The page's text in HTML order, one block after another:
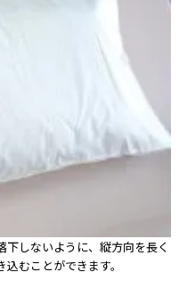
しないように、縦方向を長く
むことができます。